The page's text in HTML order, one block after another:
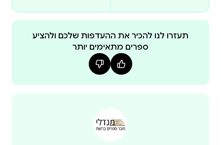
הקיבוצים. ספרי השירה שלה ומסתבך לה בדרך לשמים
וכל החזיונות בחושך ראו אור בהוצאת ספרי עיתון 77.
תעזרו לנו להכיר את ההעדפות שלכם ולהציע
ספרים מתאימים יותר